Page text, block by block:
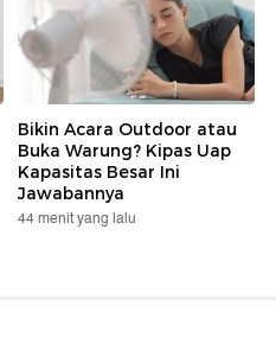
Bikin Acara Outdoor atau
Buka Warung? Kipas Uap
Kapasitas Besar Ini
Jawabannya
44 menit yang lalu